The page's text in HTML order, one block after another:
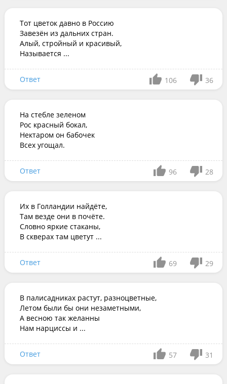
Тот цветок давно в Россию
Завезён из дальних стран.
Алый, стройный и красивый,
Называется ...
Ответ 106 36
На стебле зеленом
Рос красный бокал,
Нектаром он бабочек
Всех угощал.
Ответ 96 28
Их в Голландии найдёте,
Там везде они в почёте.
Словно яркие стаканы,
В скверах там цветут ...
Ответ 69 29
В палисадниках растут, разноцветные,
Летом были бы они незаметными,
А весною так желанны
Нам нарциссы и ...
Ответ 57 31